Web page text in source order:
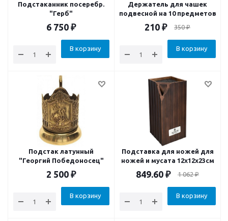
Подстаканник посеребр.
"Герб"
6 750 ₽
В корзину
Держатель для чашек
подвесной на 10 предметов
210 ₽ 350₽
В корзину
Подстак латунный
"Георгий Победоносец"
2 500 ₽
В корзину
Подставка для ножей для
ножей и мусата 12x12x23см
849.60 ₽ 1 062₽
В корзину